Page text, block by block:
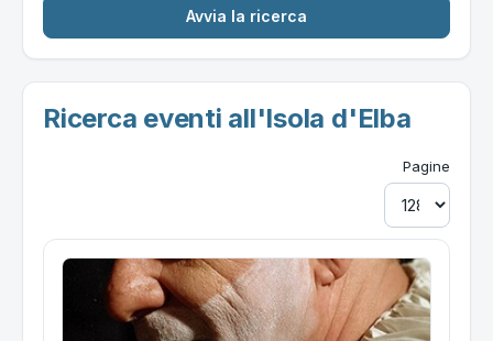
Ricerca eventi all'Isola d'Elba
Pagine